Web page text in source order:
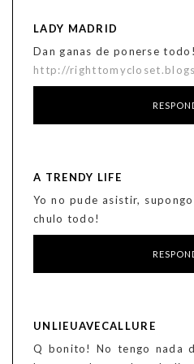
LADY MADRID
Dan ganas de ponerse
http://
A TRENDY LIFE
Yo no pude asistir,
chulo todo!
UNLIEUAVECALLURE
Q bonito! No tengo nada